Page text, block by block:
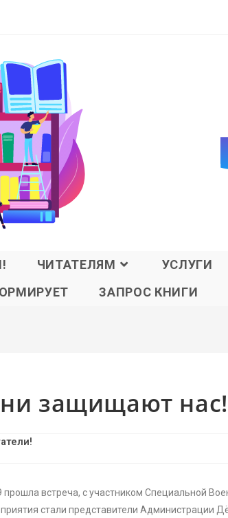
ЧИТАТЕЛЯМ УСЛУГИ
ЗАПРОС КНИГИ
защищают нас!
встреча, с участником Специальной
стали представители Администрации